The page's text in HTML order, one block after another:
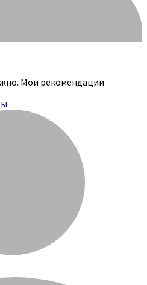
Мои рекомендации